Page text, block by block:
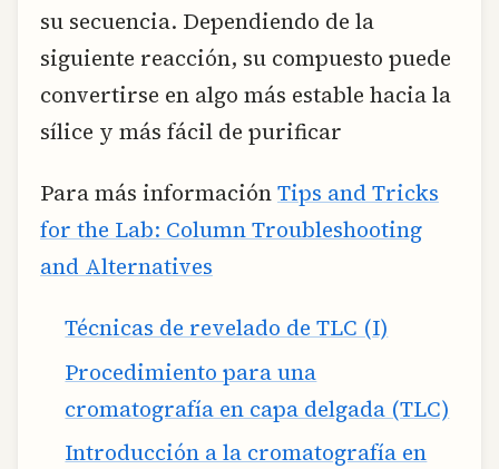
su secuencia. Dependiendo de la
siguiente reacción, su compuesto puede
convertirse en algo más estable hacia la
sílice y más fácil de purificar
Para más informaciónTips and Tricks
for the Lab: Column Troubleshooting
and Alternatives
Técnicas de revelado de TLC (I)
Procedimiento para una
cromatografía en capa delgada (TLC)
Introducción a la cromatografía en